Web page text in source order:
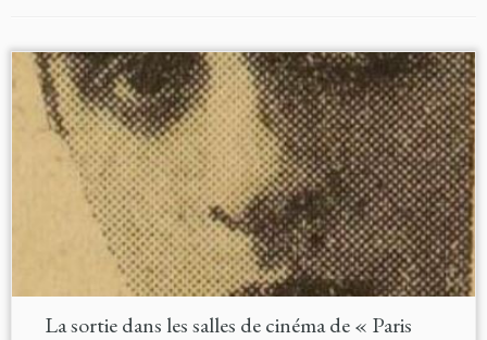
La sortie dans les salles de cinéma de « Paris